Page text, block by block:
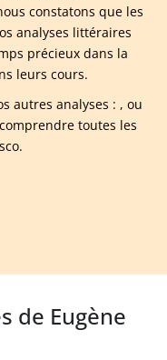
constatons que les
analyses littéraires
précieux dans la
leurs cours.
autres analyses : , ou
toutes les
de Eugène